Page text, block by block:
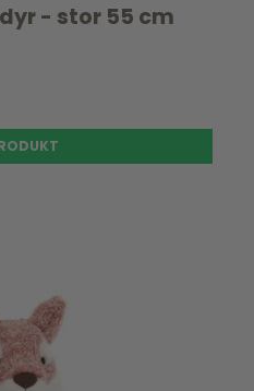
- stor 55 cm